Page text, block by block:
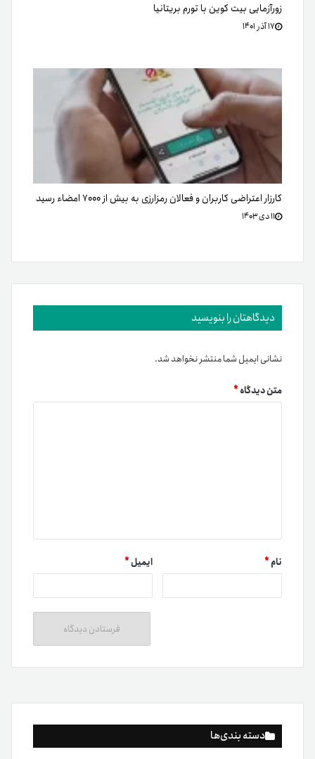
دسته بندی‌ها
زورآزمایی بیت کوین با تورم بریتانیا
۱۷ آذر ۱۴۰۱
کارزار اعتراضی کاربران و فعالان رمزارزی به بیش از ۷۰۰۰ امضاء رسید
۱۱ دی ۱۴۰۳
دیدگاهتان را بنویسید
نشانی ایمیل شما منتشر نخواهد شد.
متن دیدگاه*
نام* ایمیل*